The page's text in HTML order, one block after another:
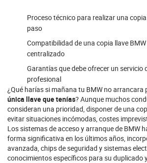
Proceso técnico para realizar una
paso
Compatibilidad de una copia llave
centralizado
Garantías que debe ofrecer un servicio
profesional
¿Qué harías si mañana tu BMW no arrancara
única llave que tenías? Aunque muchos
consideran una prioridad, disponer de una
evitar situaciones incómodas, costes
Los sistemas de acceso y arranque de BMW
forma significativa en los últimos años,
avanzada, chips de seguridad y sistemas
conocimientos específicos para su duplicado